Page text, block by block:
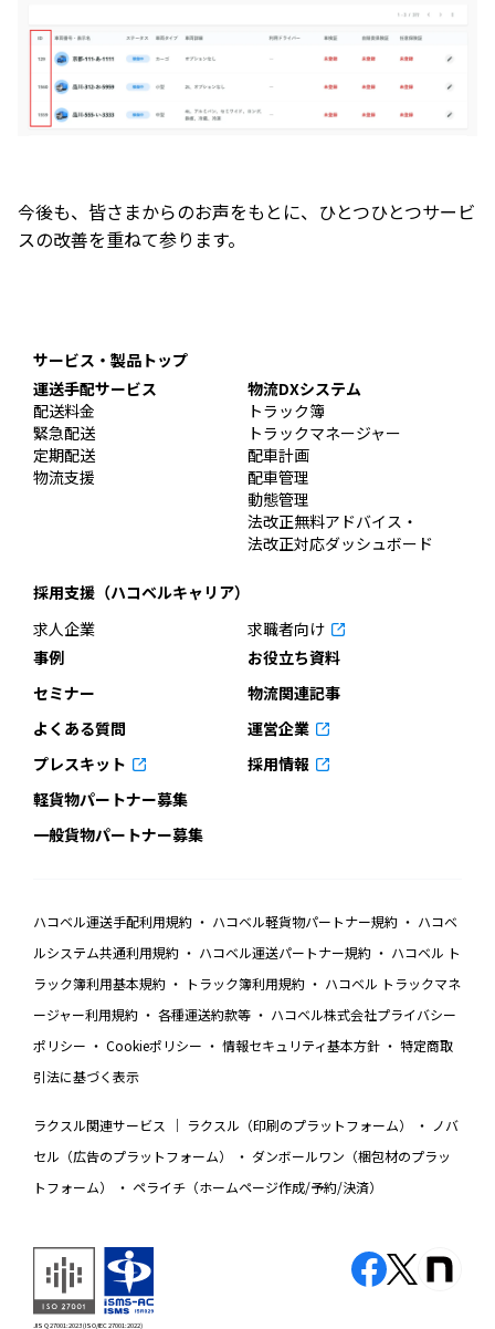
今後も、皆さまからのお声をもとに、ひとつひとつサービ
スの改善を重ねて参ります。
サービス・製品トップ
運送手配サービス
配送料金
緊急配送
定期配送
物流支援
物流DXシステム
トラック簿
トラックマネージャー
配車計画
配車管理
動態管理
法改正無料アドバイス・
法改正対応ダッシュボード
採用支援（ハコベルキャリア）
求人企業
求職者向け
事例
お役立ち資料
セミナー
物流関連記事
よくある質問
運営企業
プレスキット
採用情報
軽貨物パートナー募集
一般貨物パートナー募集
ハコベル運送手配利用規約 ハコベル軽貨物パートナー規約
ハコベ
ルシステム共通利用規約
ハコベル運送パートナー規約
ハコベル ト
ラック簿利用基本規約
トラック簿利用規約
ハコベル トラックマネ
ージャー利用規約
各種運送約款等
ハコベル株式会社プライバシー
ポリシー
Cookieポリシー 情報セキュリティ基本方針
特定商取
引法に基づく表示
ラクスル関連サービス ラクスル（印刷のプラットフォーム）
ノバ
セル（広告のプラットフォーム）
ダンボールワン（梱包材のプラッ
トフォーム）
ペライチ（ホームページ作成/予約/決済）
JIS Q 27001:2023 (ISO/IEC 27001:2022)